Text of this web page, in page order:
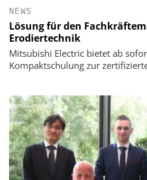
NEWS
Lösung für den
Erodiertechnik
Mitsubishi Electric bietet ab
Kompaktschulung zur